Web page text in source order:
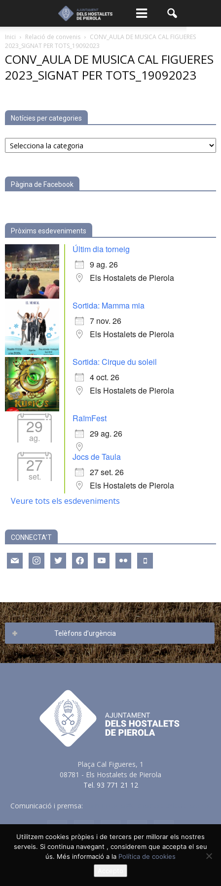
Inici Relació de convenis
CONV_AULA DE MUSICA CAL FIGUERES
2023_SIGNAT PER TOTS_19092023
CONV_AULA DE MUSICA CAL FIGUERES
2023_SIGNAT PER TOTS_19092023
Notícies per categories
Notícies
per
Pàgina de Facebook
Pròxims esdeveniments
Últim dia torneig
9 ag. 26
Els Hostalets de Pierola
Sortida: Mamma mia
7 nov. 26
Els Hostalets de Pierola
Sortida: Cirque du soleil
4 oct. 26
Els Hostalets de Pierola
29
ag.
RaïmFest
29 ag. 26
27
set.
Jocs de Taula
27 set. 26
Els Hostalets de Pierola
Veure tots els esdeveniments
CONNECTA’T
mail instagramtwitter facebookyoutube flickr mobile
Telèfons d’urgència
Plaça Cal Figueres, 1
08781 - Els Hostalets de Pierola
Tel. 93 771 21 12
Comunicació i premsa:
Avis Legal Política de Privacitat
Política de Cookies
Política en vers a les Xarxes Socials
Utilitzem cookies pròpies i de tercers per millorar els nostres
serveis. Si continua navegant , considerem que accepta el seu
ús. Més informació a la Política de cookies